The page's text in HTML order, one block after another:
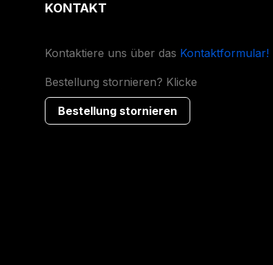
KONTAKT
Kontaktiere uns über das Kontaktformular!
Bestellung stornieren? Klicke
Bestellung stornieren